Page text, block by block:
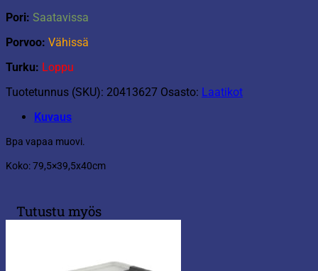
Pori: Saatavissa
Porvoo: Vähissä
Turku: Loppu
Tuotetunnus (SKU): 20413627 Osasto: Laatikot
Kuvaus
Bpa vapaa muovi.
Koko: 79,5×39,5x40cm
Tutustu myös